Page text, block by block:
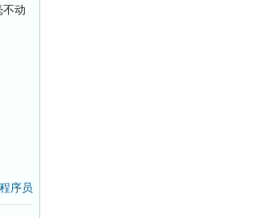
动
程序员